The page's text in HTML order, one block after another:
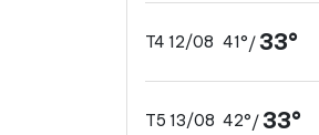
T4 12/08 41°/33°
T5 13/08 42°/33°